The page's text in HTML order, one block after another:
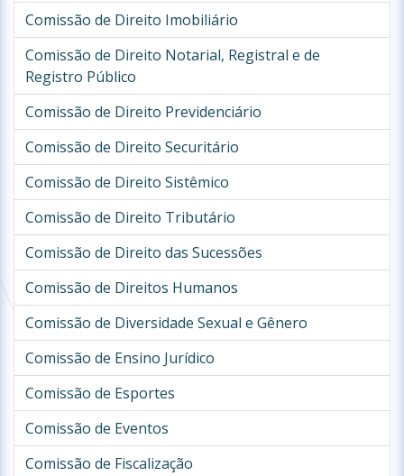
Comissão de Direito Imobiliário
Comissão de Direito Notarial, Registral e de
Registro Público
Comissão de Direito Previdenciário
Comissão de Direito Securitário
Comissão de Direito Sistêmico
Comissão de Direito Tributário
Comissão de Direito das Sucessões
Comissão de Direitos Humanos
Comissão de Diversidade Sexual e Gênero
Comissão de Ensino Jurídico
Comissão de Esportes
Comissão de Eventos
Comissão de Fiscalização